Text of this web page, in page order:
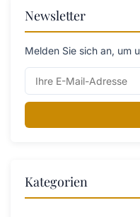
Newsletter
Melden Sie sich an, um
Kategorien